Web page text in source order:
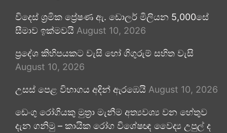
විදෙස් ශ්‍රමික ප්‍රේෂණ ඇ. ඩොලර් මිලියන 5,000සේ
සීමාව ඉක්මවයි August 10, 2026
ප්‍රදේශ කිහිපයකට වැසි හෝ ගිගුරුම් සහිත වැසි
August 10, 2026
උසස් පෙළ විභාගය අදින් ඇරඹෙයි August 10, 2026
ඩෙංගු රෝගියකු ⁣මුත්‍රා මැනීම අත්‍යවශ්‍ය වන හේතුව
දැන ගනිමු – කායික රෝග විශේෂඥ වෛද්‍ය උපුල් ද